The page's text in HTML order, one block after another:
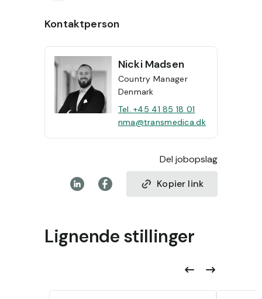
Kontaktperson
Nicki Madsen
Country Manager
Denmark
Tel. +45 41 85 18 01
nma@transmedica.dk
Del jobopslag
Kopier link
Lignende stillinger